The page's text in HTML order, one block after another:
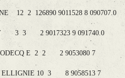
2 126890 9011528 8 090707.0
3 2 9017323 9 091740.0
E 2 2 2 9053080 7
ELLIGNIE 10 3 8 9058513 7